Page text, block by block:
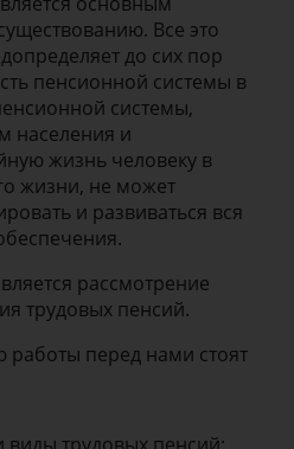
Все это
до сих пор
пенсионной системы в
системы,
населения и
жизнь человеку в
жизни, не может
и развиваться вся
рассмотрение
трудовых пенсий.
работы перед нами стоят